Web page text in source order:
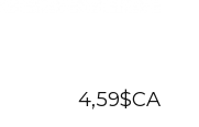
4,59$CA